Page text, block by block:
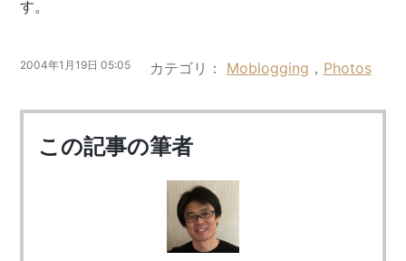
す。
2004年1月19日 05:05 カテゴリ Moblogging ， Photos
この記事の筆者